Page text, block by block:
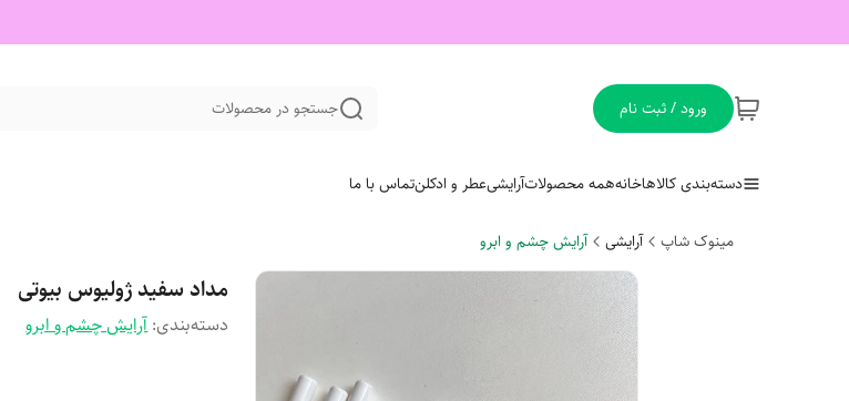
ورود / ثبت نام جستجو در محصولات
دسته‌بندی کالاهاخانههمه محصولاتآرایشیعطر و ادکلنتماس با ما
مینوک شاپ آرایشی آرایش چشم و ابرو
مداد سفید ژولیوس بیوتی
دسته‌بندی:آرایش چشم و ابرو